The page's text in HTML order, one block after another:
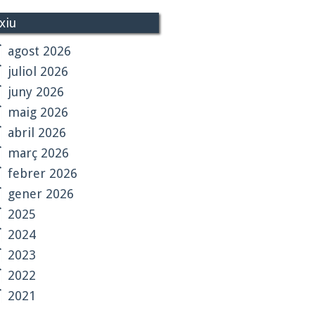
agost 2026
juliol 2026
juny 2026
maig 2026
abril 2026
març 2026
febrer 2026
gener 2026
2025
2024
2023
2022
2021